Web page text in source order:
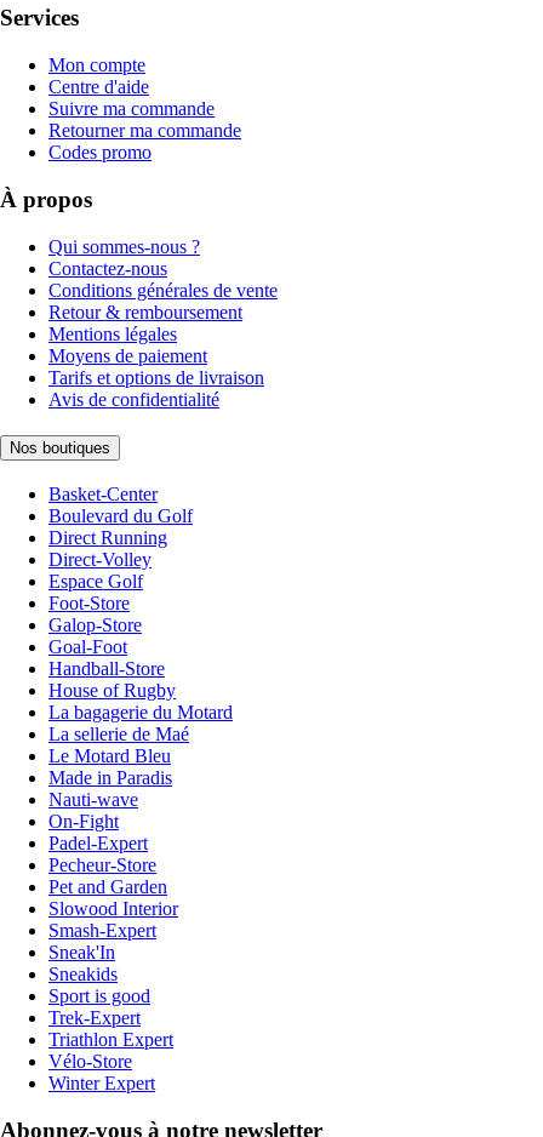
Services
Mon compte
Centre d'aide
Suivre ma commande
Retourner ma commande
Codes promo
À propos
Qui sommes-nous ?
Contactez-nous
Conditions générales de vente
Retour & remboursement
Mentions légales
Moyens de paiement
Tarifs et options de livraison
Avis de confidentialité
Nos boutiques
Basket-Center
Boulevard du Golf
Direct Running
Direct-Volley
Espace Golf
Foot-Store
Galop-Store
Goal-Foot
Handball-Store
House of Rugby
La bagagerie du Motard
La sellerie de Maé
Le Motard Bleu
Made in Paradis
Nauti-wave
On-Fight
Padel-Expert
Pecheur-Store
Pet and Garden
Slowood Interior
Smash-Expert
Sneak'In
Sneakids
Sport is good
Trek-Expert
Triathlon Expert
Vélo-Store
Winter Expert
Abonnez-vous à notre newsletter